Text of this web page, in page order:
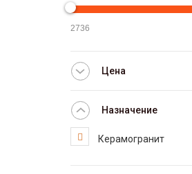
Цена
Назначение
Керамогранит